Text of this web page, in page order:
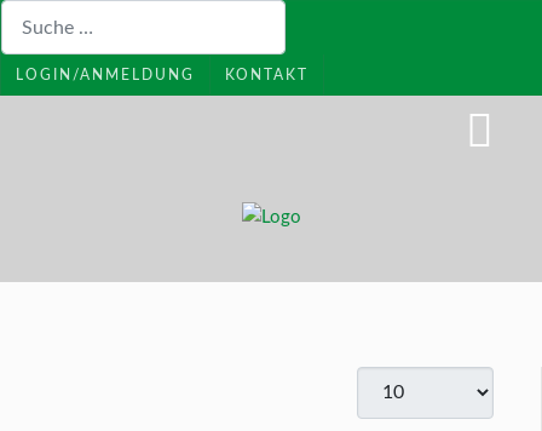
LOGIN/ANMELDUNG KONTAKT
Anzeige #